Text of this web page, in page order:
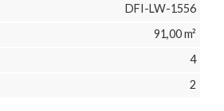
DFI-LW-1556
91,00 m²
4
2